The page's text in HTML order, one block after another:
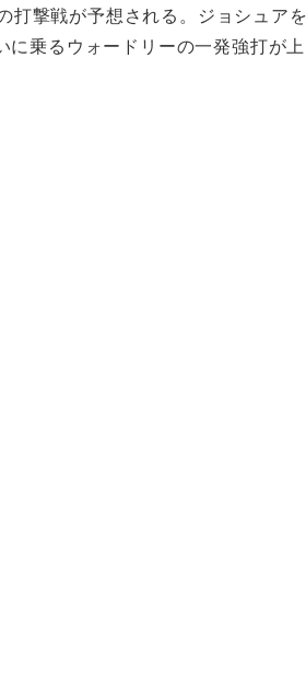
撃戦が予想される。ジョシュア
乗るウォードリーの一発強打が